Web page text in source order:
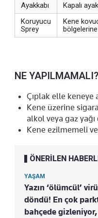
Ayakkabı
Kapalı
Koruyucu
Sprey
Kene
NE YAPILMAMALI?
Çıplak elle keneye
Kene üzerine
alkol veya gaz
Kene ezilmemeli
ÖNERİLEN
YAŞAM
Yazın ‘ölümcül’
döndü! En çok
bahçede